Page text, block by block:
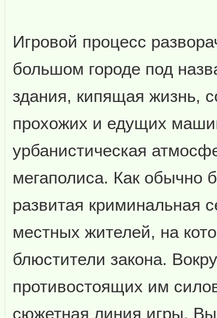
Игровой процесс
большом городе под
здания, кипящая жизнь,
прохожих и едущих
урбанистическая
мегаполиса. Как обычно
развитая криминальная
местных жителей, на
блюстители закона.
противостоящих им
сюжетная линия игры. Вы